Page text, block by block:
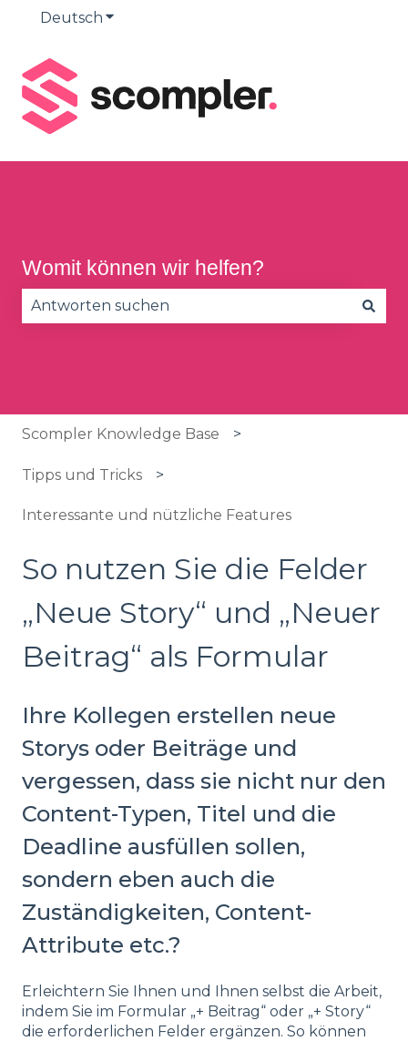
Deutsch Untermenü für Übersetzungen
Womit können wir helfen?
Scompler Knowledge Base
Tipps und Tricks
Interessante und nützliche Features
So nutzen Sie die Felder
„Neue Story“ und „Neuer
Beitrag“ als Formular
Ihre Kollegen erstellen neue
Storys oder Beiträge und
vergessen, dass sie nicht nur den
Content-Typen, Titel und die
Deadline ausfüllen sollen,
sondern eben auch die
Zuständigkeiten, Content-
Attribute etc.?
Erleichtern Sie Ihnen und Ihnen selbst die Arbeit,
indem Sie im Formular „+ Beitrag“ oder „+ Story“
die erforderlichen Felder ergänzen. So können